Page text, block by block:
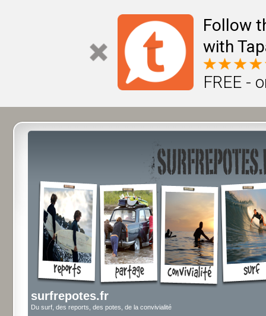
Follow
with
FREE -
surfrepotes.fr
Du surf, des reports, des potes, de la convivialité